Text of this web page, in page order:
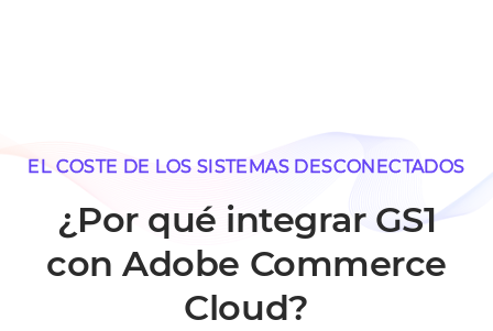
EL COSTE DE LOS SISTEMAS DESCONECTADOS
¿Por qué integrar GS1
con Adobe Commerce
Cloud?